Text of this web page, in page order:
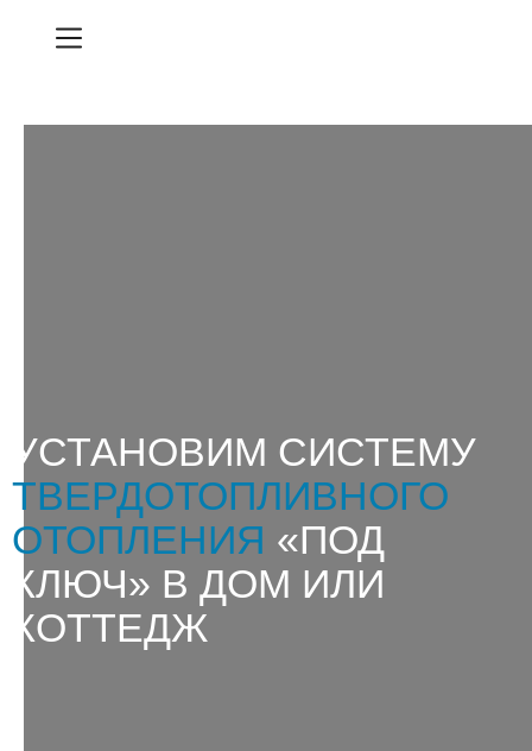
УСТАНОВИМ СИСТЕМУ
ТВЕРДОТОПЛИВНОГО
ОТОПЛЕНИЯ «ПОД
КЛЮЧ» В ДОМ ИЛИ
КОТТЕДЖ